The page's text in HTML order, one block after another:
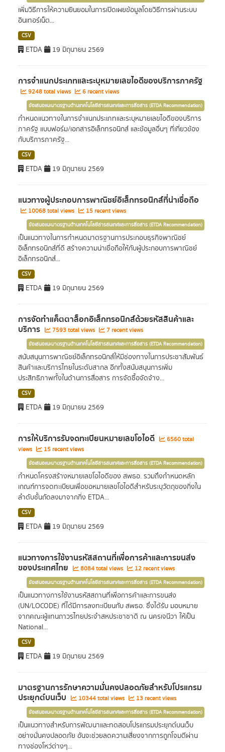
เพิ่มวิธีการให้ความยินยอมในการเปิดเผยข้อมูลโดยวิธีการผ่านระบบ
อินเทอร์เน็ต...
CSV
ETDA 19 มิถุนายน 2569
การจำแนกประเภทและระบุหมายเลขไอดีของบริการภาครัฐ
9248 total views 6 recent views
ข้อเสนอแนะมาตรฐานด้านเทคโนโลยีสารสนเทศและการสื่อสาร (ETDA Recommendation)
กำหนดแนวทางในการจำแนกประเภทและระบุหมายเลขไอดีของบริการ
ภาครัฐ แบบฟอร์ม/เอกสารอิเล็กทรอนิกส์ และข้อมูลอื่นๆ ที่เกี่ยวข้อง
กับบริการภาครัฐ...
CSV
ETDA 19 มิถุนายน 2569
แนวทางผู้ประกอบการพาณิชย์อิเล็กทรอนิกส์ที่น่าเชื่อถือ
10068 total views 15 recent views
ข้อเสนอแนะมาตรฐานด้านเทคโนโลยีสารสนเทศและการสื่อสาร (ETDA Recommendation)
เป็นแนวทางในการกำหนดมาตรฐานการประกอบธุรกิจพาณิชย์
อิเล็กทรอนิกส์ที่ดี สร้างความน่าเชื่อถือให้กับผู้ประกอบการพาณิชย์
อิเล็กทรอนิกส์...
CSV
ETDA 19 มิถุนายน 2569
การจัดทำแค็ตตาล็อกอิเล็กทรอนิกส์ด้วยรหัสสินค้าและ
บริการ 7593 total views 7 recent views
ข้อเสนอแนะมาตรฐานด้านเทคโนโลยีสารสนเทศและการสื่อสาร (ETDA Recommendation)
สนับสนุนการพาณิชย์อิเล็กทรอนิกส์ให้มีช่องทางในการประชาสัมพันธ์
สินค้าและบริการไทยในระดับสากล อีกทั้งสนับสนุนการเพิ่ม
ประสิทธิภาพทั้งในด้านการสื่อสาร การจัดซื้อจัดจ้าง...
CSV
ETDA 19 มิถุนายน 2569
การให้บริการรับจดทะเบียนหมายเลขโอไอดี
6560 total
views
15 recent views
ข้อเสนอแนะมาตรฐานด้านเทคโนโลยีสารสนเทศและการสื่อสาร (ETDA Recommendation)
กำหนดโครงสร้างหมายเลขโอไอดีของ สพธอ. รวมถึงกำหนดหลัก
เกณฑ์การจดทะเบียนเพื่อขอหมายเลขโอไอดีสำหรับระบุวัตถุของกิ่งใน
ลำดับชั้นถัดลงมาจากกิ่ง ETDA...
CSV
ETDA 19 มิถุนายน 2569
แนวทางการใช้งานรหัสสถานที่เพื่อการค้าและการขนส่ง
ของประเทศไทย 8084 total views 12 recent views
ข้อเสนอแนะมาตรฐานด้านเทคโนโลยีสารสนเทศและการสื่อสาร (ETDA Recommendation)
เป็นแนวทางการใช้งานรหัสสถานที่เพื่อการค้าและการขนส่ง
(UN/LOCODE) ที่ได้มีการลงทะเบียนกับ สพธอ. ซึ่งได้รับ มอบหมาย
จากคณะผู้แทนถาวรไทยประจำสหประชาชาติ ณ นครเจนีวา ให้เป็น
National...
CSV
ETDA 19 มิถุนายน 2569
มาตรฐานการรักษาความมั่นคงปลอดภัยสำหรับโปรแกรม
ประยุกต์บนเว็บ 10344 total views 13 recent views
ข้อเสนอแนะมาตรฐานด้านเทคโนโลยีสารสนเทศและการสื่อสาร (ETDA Recommendation)
เป็นแนวทางสำหรับการพัฒนาและทดสอบโปรแกรมประยุกต์บนเว็บ
อย่างมั่นคงปลอดภัย อันจะช่วยลดความเสี่ยงจากการถูกโจมตีผ่าน
ทางช่องโหว่ต่างๆ...